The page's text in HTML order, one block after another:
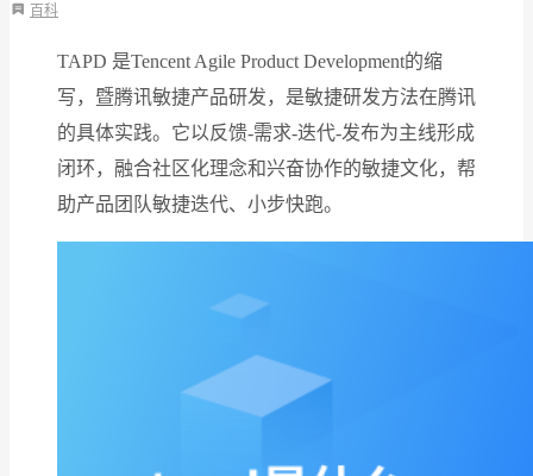
百科
TAPD 是Tencent Agile Product Development的缩
写，暨腾讯敏捷产品研发，是敏捷研发方法在腾讯
的具体实践。它以反馈-需求-迭代-发布为主线形成
闭环，融合社区化理念和兴奋协作的敏捷文化，帮
助产品团队敏捷迭代、小步快跑。